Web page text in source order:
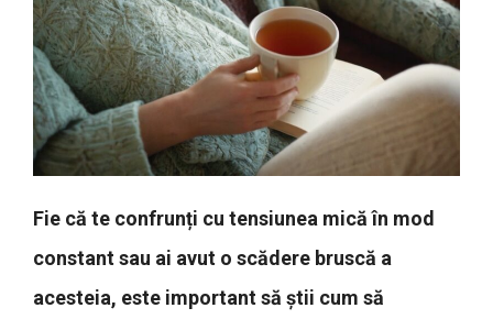
Fie că te confrunți cu tensiunea mică în mod
constant sau ai avut o scădere bruscă a
acesteia, este important să știi cum să